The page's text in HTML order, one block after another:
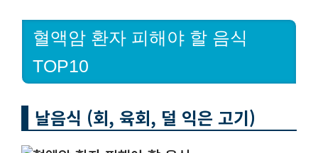
혈액암 환자 피해야 할 음식
TOP10
날음식 (회, 육회, 덜 익은 고기)